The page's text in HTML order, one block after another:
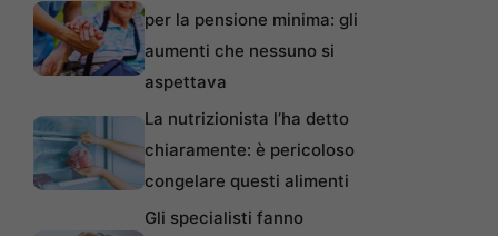
per la pensione minima: gli
aumenti che nessuno si
aspettava
La nutrizionista l’ha detto
chiaramente: è pericoloso
congelare questi alimenti
Gli specialisti fanno